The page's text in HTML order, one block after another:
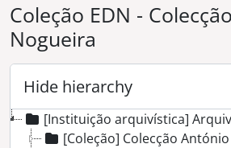
Coleção EDN -
Nogueira
Hide hierarchy
[Instituição arquivística]
[Coleção] Colecção